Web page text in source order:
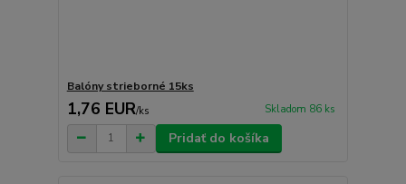
Balóny strieborné 15ks
1,76 EUR/ks Skladom 86 ks
Pridať do košíka